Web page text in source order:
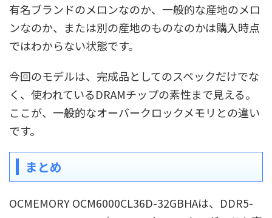
有名ブランドのメロンなのか、一般的な産地のメロ
ンなのか、または別の産地のものなのかは購入時点
ではわからない状態です。
今回のモデルは、完成品としてのスペックだけでな
く、使われているDRAMチップの素性まで見える。
ここが、一般的なオーバークロックメモリとの違い
です。
まとめ
OCMEMORY OCM6000CL36D-32GBHAは、DDR5-